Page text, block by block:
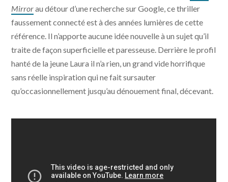
Mirrorau détour d’une recherche sur Google, ce thriller
faussement connecté est à des années lumières de cette
référence. Il n’apporte aucune idée nouvelle à un sujet qu’il
traite de façon superficielle et paresseuse. Derrière le profil
hanté de la jeune Laura il n’a rien, un grand vide horrifique
sans réelle inspiration qui ne fait sursauter
qu’occasionnellement jusqu’au dénouement final, décevant.